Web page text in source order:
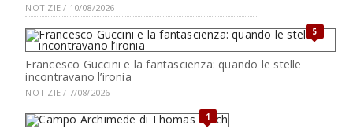
NOTIZIE / 10/08/2026
5
Francesco Guccini e la fantascienza: quando le stelle
incontravano l’ironia
NOTIZIE / 7/08/2026
1